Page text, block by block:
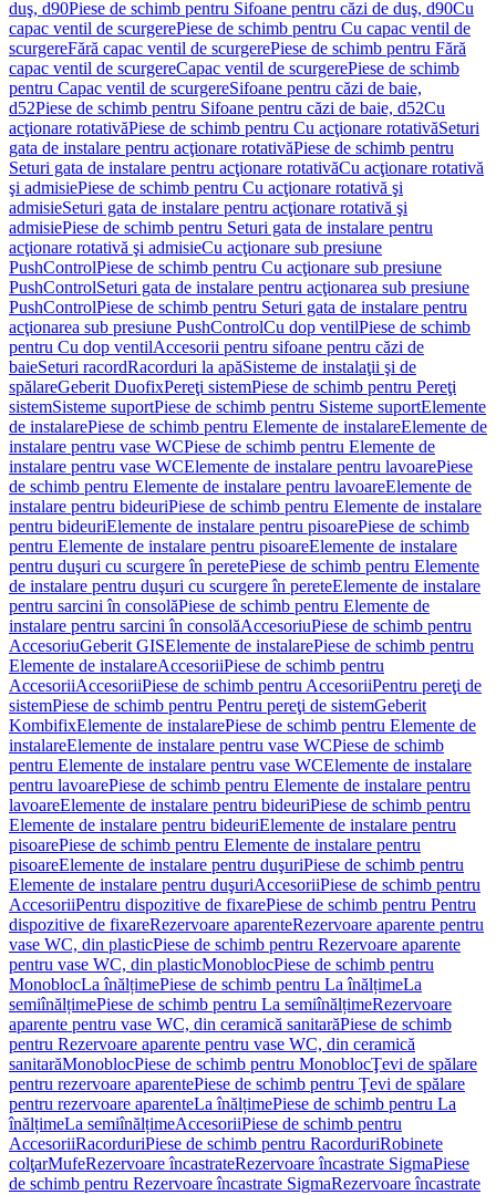
duş, d90Piese de schimb pentru Sifoane pentru căzi de duş, d90Cu
capac ventil de scurgerePiese de schimb pentru Cu capac ventil de
scurgereFără capac ventil de scurgerePiese de schimb pentru Fără
capac ventil de scurgereCapac ventil de scurgerePiese de schimb
pentru Capac ventil de scurgereSifoane pentru căzi de baie,
d52Piese de schimb pentru Sifoane pentru căzi de baie, d52Cu
acţionare rotativăPiese de schimb pentru Cu acţionare rotativăSeturi
gata de instalare pentru acţionare rotativăPiese de schimb pentru
Seturi gata de instalare pentru acţionare rotativăCu acţionare rotativă
şi admisiePiese de schimb pentru Cu acţionare rotativă şi
admisieSeturi gata de instalare pentru acţionare rotativă şi
admisiePiese de schimb pentru Seturi gata de instalare pentru
acţionare rotativă şi admisieCu acţionare sub presiune
PushControlPiese de schimb pentru Cu acţionare sub presiune
PushControlSeturi gata de instalare pentru acţionarea sub presiune
PushControlPiese de schimb pentru Seturi gata de instalare pentru
acţionarea sub presiune PushControlCu dop ventilPiese de schimb
pentru Cu dop ventilAccesorii pentru sifoane pentru căzi de
baieSeturi racordRacorduri la apăSisteme de instalaţii şi de
spălareGeberit DuofixPereţi sistemPiese de schimb pentru Pereţi
sistemSisteme suportPiese de schimb pentru Sisteme suportElemente
de instalarePiese de schimb pentru Elemente de instalareElemente de
instalare pentru vase WCPiese de schimb pentru Elemente de
instalare pentru vase WCElemente de instalare pentru lavoarePiese
de schimb pentru Elemente de instalare pentru lavoareElemente de
instalare pentru bideuriPiese de schimb pentru Elemente de instalare
pentru bideuriElemente de instalare pentru pisoarePiese de schimb
pentru Elemente de instalare pentru pisoareElemente de instalare
pentru duşuri cu scurgere în peretePiese de schimb pentru Elemente
de instalare pentru duşuri cu scurgere în pereteElemente de instalare
pentru sarcini în consolăPiese de schimb pentru Elemente de
instalare pentru sarcini în consolăAccesoriuPiese de schimb pentru
AccesoriuGeberit GISElemente de instalarePiese de schimb pentru
Elemente de instalareAccesoriiPiese de schimb pentru
AccesoriiAccesoriiPiese de schimb pentru AccesoriiPentru pereţi de
sistemPiese de schimb pentru Pentru pereţi de sistemGeberit
KombifixElemente de instalarePiese de schimb pentru Elemente de
instalareElemente de instalare pentru vase WCPiese de schimb
pentru Elemente de instalare pentru vase WCElemente de instalare
pentru lavoarePiese de schimb pentru Elemente de instalare pentru
lavoareElemente de instalare pentru bideuriPiese de schimb pentru
Elemente de instalare pentru bideuriElemente de instalare pentru
pisoarePiese de schimb pentru Elemente de instalare pentru
pisoareElemente de instalare pentru duşuriPiese de schimb pentru
Elemente de instalare pentru duşuriAccesoriiPiese de schimb pentru
AccesoriiPentru dispozitive de fixarePiese de schimb pentru Pentru
dispozitive de fixareRezervoare aparenteRezervoare aparente pentru
vase WC, din plasticPiese de schimb pentru Rezervoare aparente
pentru vase WC, din plasticMonoblocPiese de schimb pentru
MonoblocLa înălțimePiese de schimb pentru La înălțimeLa
semiînălțimePiese de schimb pentru La semiînălțimeRezervoare
aparente pentru vase WC, din ceramică sanitarăPiese de schimb
pentru Rezervoare aparente pentru vase WC, din ceramică
sanitarăMonoblocPiese de schimb pentru MonoblocŢevi de spălare
pentru rezervoare aparentePiese de schimb pentru Ţevi de spălare
pentru rezervoare aparenteLa înălțimePiese de schimb pentru La
înălțimeLa semiînălțimeAccesoriiPiese de schimb pentru
AccesoriiRacorduriPiese de schimb pentru RacorduriRobinete
colţarMufeRezervoare încastrateRezervoare încastrate SigmaPiese
de schimb pentru Rezervoare încastrate SigmaRezervoare încastrate